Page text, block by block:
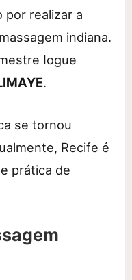
por realizar a
indiana.
Iogue
.
se tornou
Recife é
prática de